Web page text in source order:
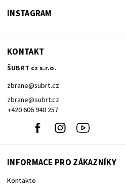
INSTAGRAM
KONTAKT
ŠUBRT cz s.r.o.
zbrane@subrt.cz
zbrane@subrt.cz
+420 606 940 257
+420
940
Facebook Instagram
INFORMACE PRO ZÁKAZNÍKY
Kontakte